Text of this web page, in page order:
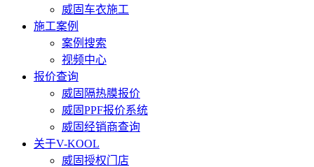
威固车衣施工
施工案例
案例搜索
视频中心
报价查询
威固隔热膜报价
威固PPF报价系统
威固经销商查询
关于V-KOOL
威固授权门店